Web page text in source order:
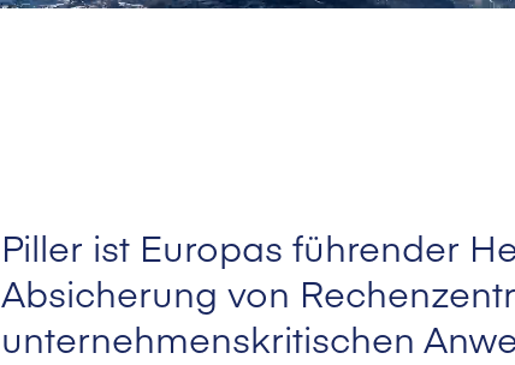
Piller ist Europas führender
Absicherung von
unternehmenskritischen